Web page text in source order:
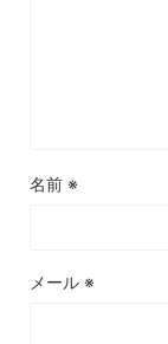
名前 ※
メール ※